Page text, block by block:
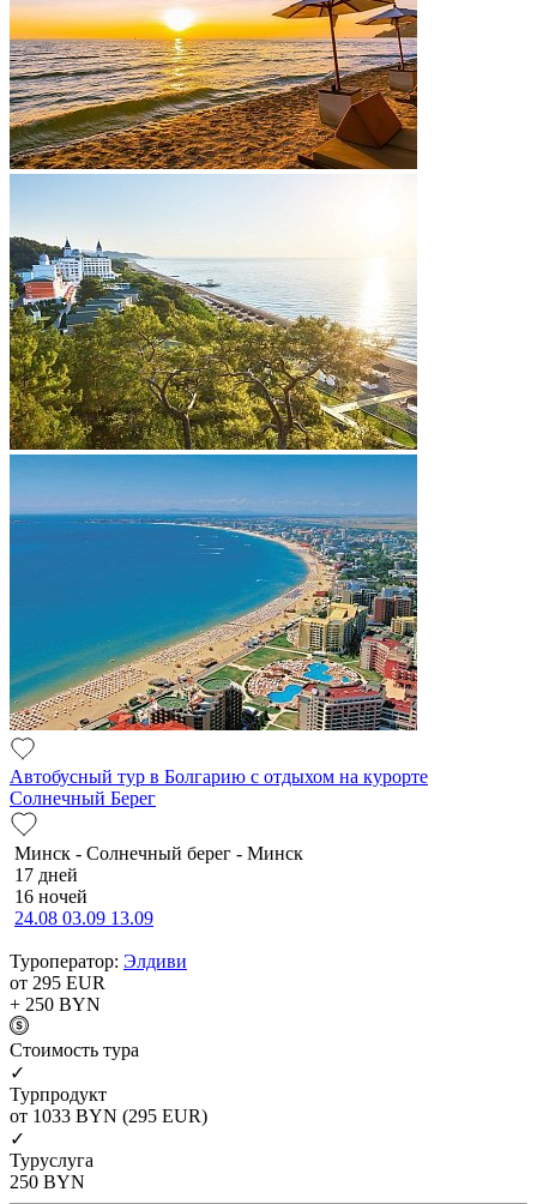
Автобусный тур в Болгарию с отдыхом на курорте
Солнечный Берег
Минск - Солнечный берег - Минск
17 дней
16 ночей
24.08 03.09 13.09
Туроператор: Элдиви
от 295 EUR
+ 250 BYN
Cтоимость тура
✓
Турпродукт
от 1033 BYN (295 EUR)
✓
Туруслуга
250 BYN